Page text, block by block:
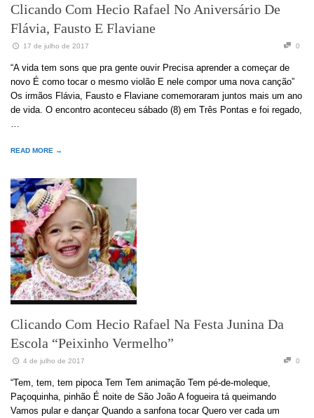
Clicando Com Hecio Rafael No Aniversário De
Flávia, Fausto E Flaviane
17 de julho de 2017 0
“A vida tem sons que pra gente ouvir Precisa aprender a começar de
novo É como tocar o mesmo violão E nele compor uma nova canção”
Os irmãos Flávia, Fausto e Flaviane comemoraram juntos mais um ano
de vida. O encontro aconteceu sábado (8) em Três Pontas e foi regado,
READ MORE →
Clicando Com Hecio Rafael Na Festa Junina Da
Escola “Peixinho Vermelho”
4 de julho de 2017 0
“Tem, tem, tem pipoca Tem Tem animação Tem pé-de-moleque,
Paçoquinha, pinhão É noite de São João A fogueira tá queimando
Vamos pular e dançar Quando a sanfona tocar Quero ver cada um